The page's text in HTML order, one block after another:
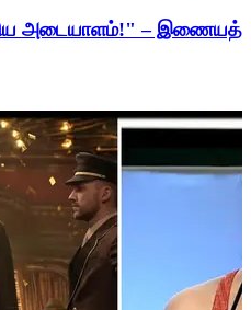
அடையாளம்!" –